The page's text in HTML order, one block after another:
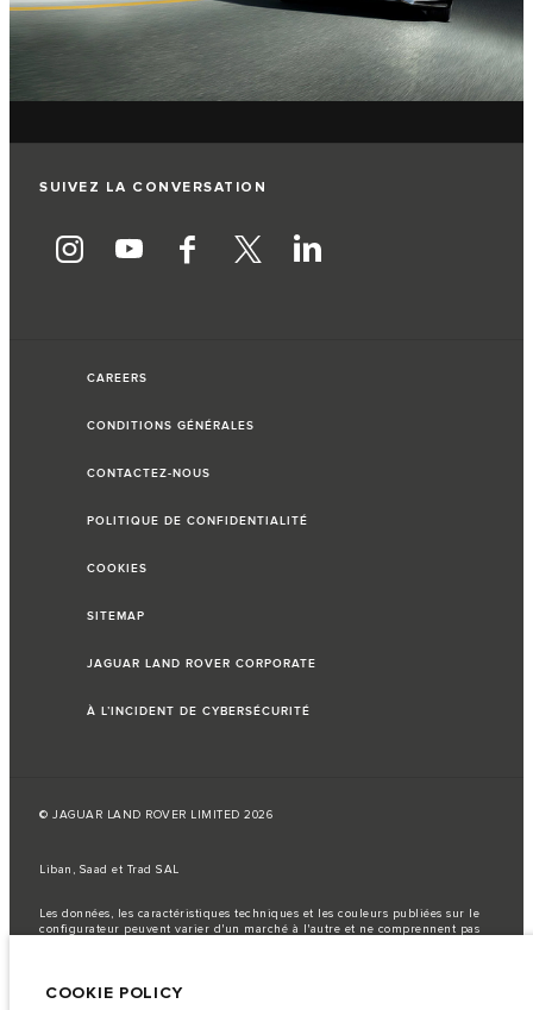
SUIVEZ LA CONVERSATION
CAREERS
CONDITIONS GÉNÉRALES
CONTACTEZ-NOUS
POLITIQUE DE CONFIDENTIALITÉ
COOKIES
SITEMAP
JAGUAR LAND ROVER CORPORATE
À L’INCIDENT DE CYBERSÉCURITÉ
© JAGUAR LAND ROVER LIMITED 2026
Liban, Saad et Trad SAL
Les données, les caractéristiques techniques et les couleurs publiées sur le
configurateur peuvent varier d'un marché à l'autre et ne comprennent pas
Remarque importante sur les images et les spécifications.
COOKIE POLICY